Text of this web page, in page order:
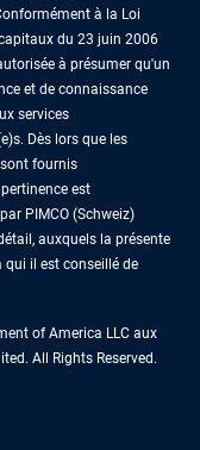
à la Loi
du 23 juin 2006
à présumer qu'un
et de connaissance
services
Dès lors que les
fournis
est
PIMCO (Schweiz)
auxquels la présente
il est conseillé de
of America LLC aux
All Rights Reserved.